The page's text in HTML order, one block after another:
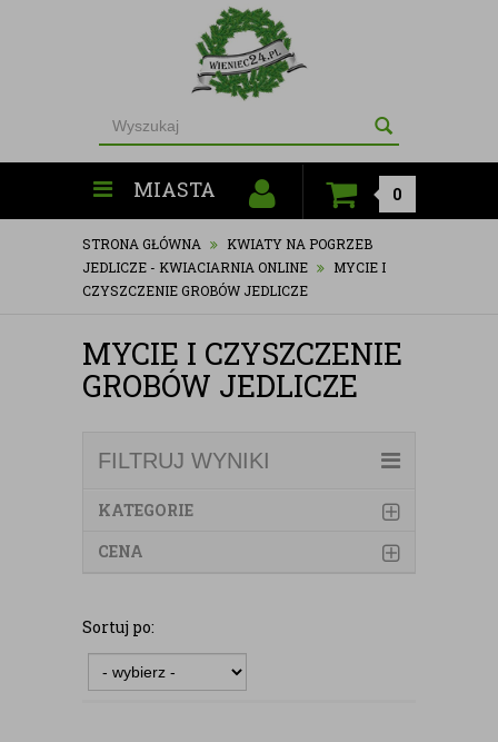
MIASTA 0
STRONA GŁÓWNA
KWIATY NA POGRZEB
JEDLICZE - KWIACIARNIA ONLINE
MYCIE I
CZYSZCZENIE GROBÓW JEDLICZE
MYCIE I CZYSZCZENIE
GROBÓW JEDLICZE
FILTRUJ WYNIKI
KATEGORIE
CENA
Sortuj po: